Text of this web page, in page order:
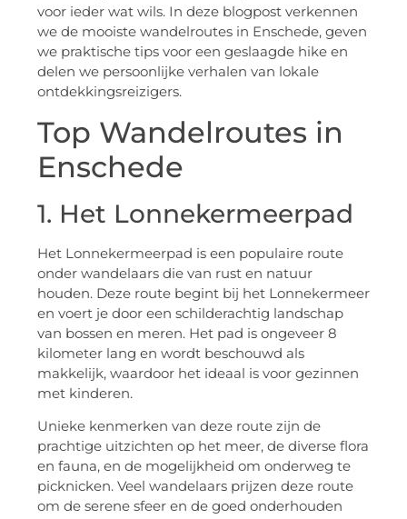
voor ieder wat wils. In deze blogpost verkennen
we de mooiste wandelroutes in Enschede, geven
we praktische tips voor een geslaagde hike en
delen we persoonlijke verhalen van lokale
ontdekkingsreizigers.
Top Wandelroutes in
Enschede
1. Het Lonnekermeerpad
Het Lonnekermeerpad is een populaire route
onder wandelaars die van rust en natuur
houden. Deze route begint bij het Lonnekermeer
en voert je door een schilderachtig landschap
van bossen en meren. Het pad is ongeveer 8
kilometer lang en wordt beschouwd als
makkelijk, waardoor het ideaal is voor gezinnen
met kinderen.
Unieke kenmerken van deze route zijn de
prachtige uitzichten op het meer, de diverse flora
en fauna, en de mogelijkheid om onderweg te
picknicken. Veel wandelaars prijzen deze route
om de serene sfeer en de goed onderhouden